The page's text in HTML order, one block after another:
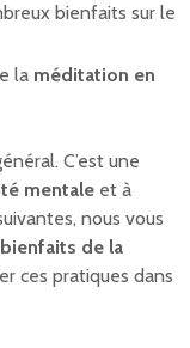
bienfaits sur le
la méditation en
C’est une
mentale et à
nous vous
bienfaits de la
ces pratiques dans